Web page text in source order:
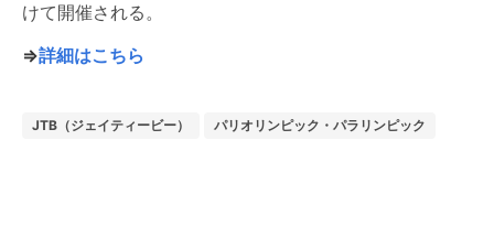
けて開催される。
⇒詳細はこちら
JTB（ジェイティービー） パリオリンピック・パラリンピック